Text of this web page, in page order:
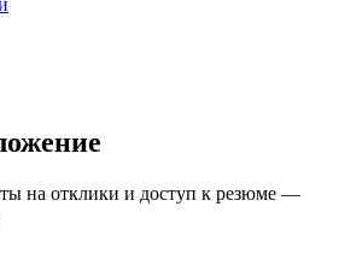
на отклики и доступ к резюме —